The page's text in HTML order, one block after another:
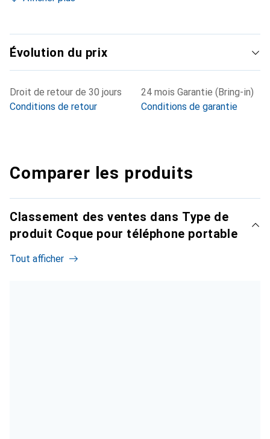
Évolution du prix
Droit de retour de 30 jours
Conditions de retour
24 mois Garantie (Bring-in)
Conditions de garantie
Comparer les produits
Classement des ventes dans Type de
produit Coque pour téléphone portable
Tout afficher